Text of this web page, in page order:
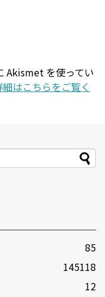
Akismet を使ってい
はこちらをご覧く
85
145118
12